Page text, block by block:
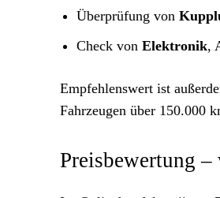
Überprüfung von
Check von Elektronik,
Empfehlenswert ist
Fahrzeugen über 150.000
Preisbewertung